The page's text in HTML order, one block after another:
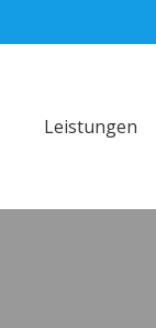
Leistungen